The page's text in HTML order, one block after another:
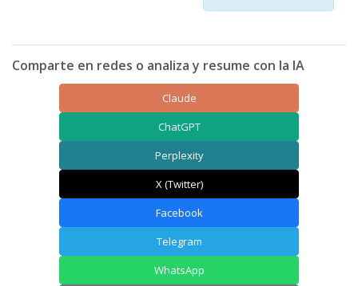
Comparte en redes o analiza y resume con la IA
Claude
ChatGPT
Perplexity
X (Twitter)
Facebook
Telegram
WhatsApp